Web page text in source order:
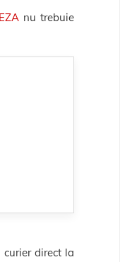
nu trebuie
curier direct la